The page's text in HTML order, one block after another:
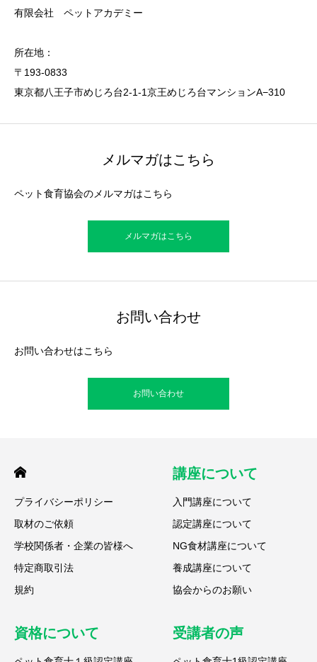
有限会社 ペットアカデミー
所在地：
〒193-0833
東京都八王子市めじろ台2-1-1京王めじろ台マンションA−310
メルマガはこちら
ペット食育協会のメルマガはこちら
メルマガはこちら
お問い合わせ
お問い合わせはこちら
お問い合わせ
プライバシーポリシー
取材のご依頼
学校関係者・企業の皆様へ
特定商取引法
規約
講座について
入門講座について
認定講座について
NG食材講座について
養成講座について
協会からのお願い
資格について 受講者の声